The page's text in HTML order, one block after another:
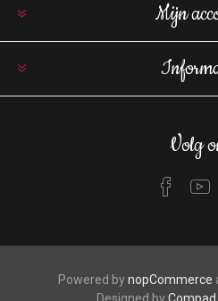
Mijn
Volg
Powered bynopCommerce